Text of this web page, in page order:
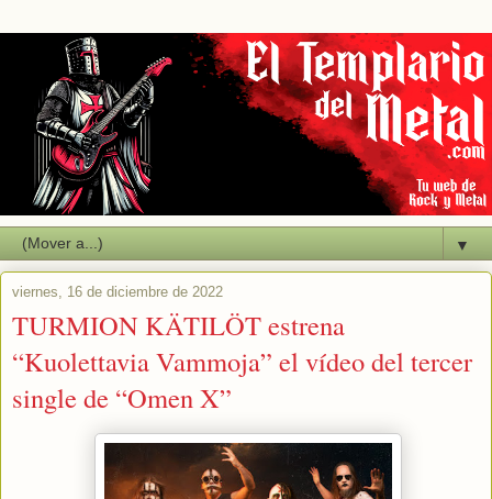
▼
viernes, 16 de diciembre de 2022
TURMION KÄTILÖT estrena
“Kuolettavia Vammoja” el vídeo del tercer
single de “Omen X”